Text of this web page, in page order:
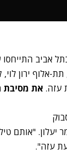
אביב
אלוף ירון לוי,
עזה. את מסיבת
"אותם
עזה".